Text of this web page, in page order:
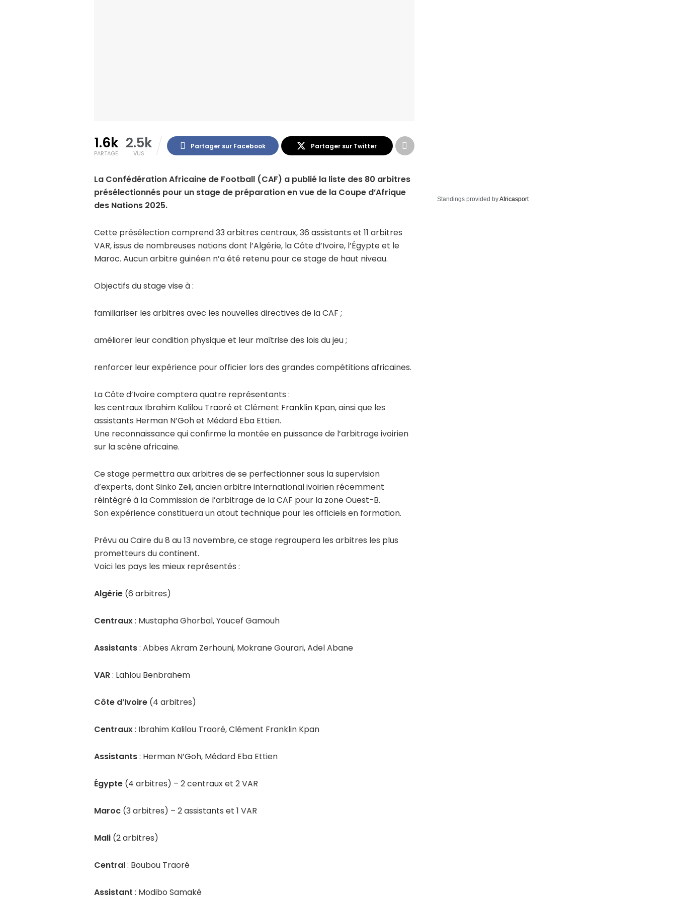
1.6k
PARTAGE
2.5k
VUS
Partager sur Facebook Partager sur Twitter
La Confédération Africaine de Football (CAF) a publié la liste des 80 arbitres
présélectionnés pour un stage de préparation en vue de la Coupe d’Afrique
des Nations 2025.
Cette présélection comprend 33 arbitres centraux, 36 assistants et 11 arbitres
VAR, issus de nombreuses nations dont l’Algérie, la Côte d’Ivoire, l’Égypte et le
Maroc. Aucun arbitre guinéen n’a été retenu pour ce stage de haut niveau.
Objectifs du stage vise à :
familiariser les arbitres avec les nouvelles directives de la CAF ;
améliorer leur condition physique et leur maîtrise des lois du jeu ;
renforcer leur expérience pour officier lors des grandes compétitions africaines.
La Côte d’Ivoire comptera quatre représentants :
les centraux Ibrahim Kalilou Traoré et Clément Franklin Kpan, ainsi que les
assistants Herman N’Goh et Médard Eba Ettien.
Une reconnaissance qui confirme la montée en puissance de l’arbitrage ivoirien
sur la scène africaine.
Ce stage permettra aux arbitres de se perfectionner sous la supervision
d’experts, dont Sinko Zeli, ancien arbitre international ivoirien récemment
réintégré à la Commission de l’arbitrage de la CAF pour la zone Ouest-B.
Son expérience constituera un atout technique pour les officiels en formation.
Prévu au Caire du 8 au 13 novembre, ce stage regroupera les arbitres les plus
prometteurs du continent.
Voici les pays les mieux représentés :
Algérie (6 arbitres)
Centraux: Mustapha Ghorbal, Youcef Gamouh
Assistants: Abbes Akram Zerhouni, Mokrane Gourari, Adel Abane
VAR: Lahlou Benbrahem
Côte d’Ivoire (4 arbitres)
Centraux: Ibrahim Kalilou Traoré, Clément Franklin Kpan
Assistants: Herman N’Goh, Médard Eba Ettien
Égypte (4 arbitres) – 2 centraux et 2 VAR
Maroc (3 arbitres) – 2 assistants et 1 VAR
Mali (2 arbitres)
Central: Boubou Traoré
Assistant : Modibo Samaké
Standings provided byAfricasport